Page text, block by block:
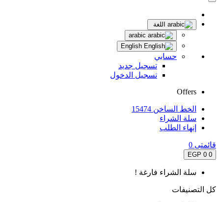
اللغة
حسابي
تسجيل جديد
تسجيل الدخول
Offers
الخط الساخن 15474
سلة الشراء
إنهاء الطلب
قائمتى 0
0
0 EGP
سلة الشراء فارغة !
كل التصنيفات